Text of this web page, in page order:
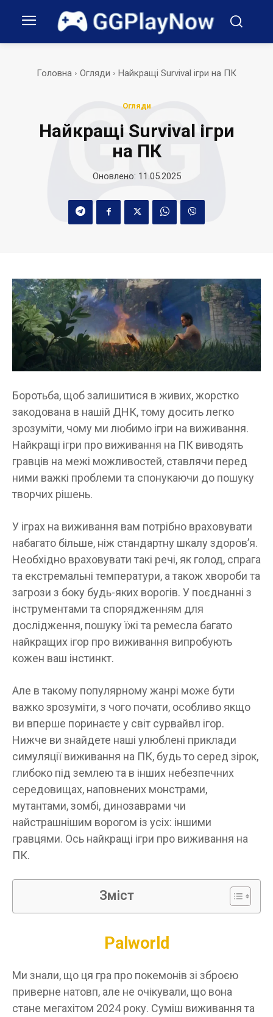
Головна Огляди Найкращі Survival ігри на ПК
Огляди
Найкращі Survival ігри
на ПК
Оновлено: 11.05.2025
Боротьба, щоб залишитися в живих, жорстко
закодована в нашій ДНК, тому досить легко
зрозуміти, чому ми любимо ігри на виживання.
Найкращі ігри про виживання на ПК виводять
гравців на межі можливостей, ставлячи перед
ними важкі проблеми та спонукаючи до пошуку
творчих рішень.
У іграх на виживання вам потрібно враховувати
набагато більше, ніж стандартну шкалу здоров’я.
Необхідно враховувати такі речі, як голод, спрага
та екстремальні температури, а також хвороби та
загрози з боку будь-яких ворогів. У поєднанні з
інструментами та спорядженням для
дослідження, пошуку їжі та ремесла багато
найкращих ігор про виживання випробують
кожен ваш інстинкт.
Але в такому популярному жанрі може бути
важко зрозуміти, з чого почати, особливо якщо
ви вперше поринаєте у світ сурвайвл ігор.
Нижче ви знайдете наші улюблені приклади
симуляції виживання на ПК, будь то серед зірок,
глибоко під землею та в інших небезпечних
середовищах, наповнених монстрами,
мутантами, зомбі, динозаврами чи
найстрашнішим ворогом із усіх: іншими
гравцями. Ось найкращі ігри про виживання на
ПК.
Зміст
Palworld
Ми знали, що ця гра про покемонів зі зброєю
приверне натовп, але не очікували, що вона
стане мегахітом 2024 року. Суміш виживання та